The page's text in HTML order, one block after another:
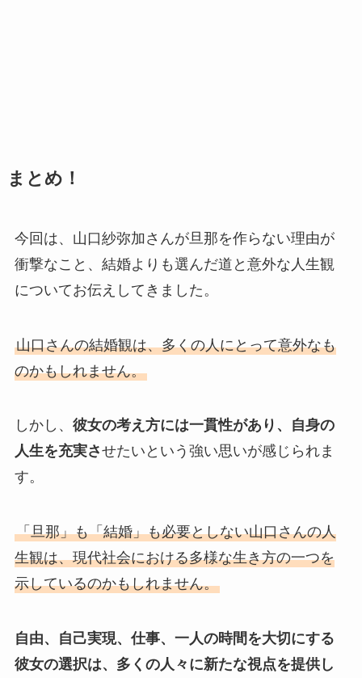
まとめ！
今回は、山口紗弥加さんが旦那を作らない理由が
衝撃なこと、結婚よりも選んだ道と意外な人生観
についてお伝えしてきました。
山口さんの結婚観は、多くの人にとって意外なも
のかもしれません。
しかし、 彼女の考え方には一貫性があり、自身の
人生を充実させたいという強い思いが感じられま
す。
「旦那」も「結婚」も必要としない山口さんの人
生観は、現代社会における多様な生き方の一つを
示しているのかもしれません。
自由、自己実現、仕事、一人の時間を大切にする
彼女の選択は、多くの人々に新たな視点を提供し